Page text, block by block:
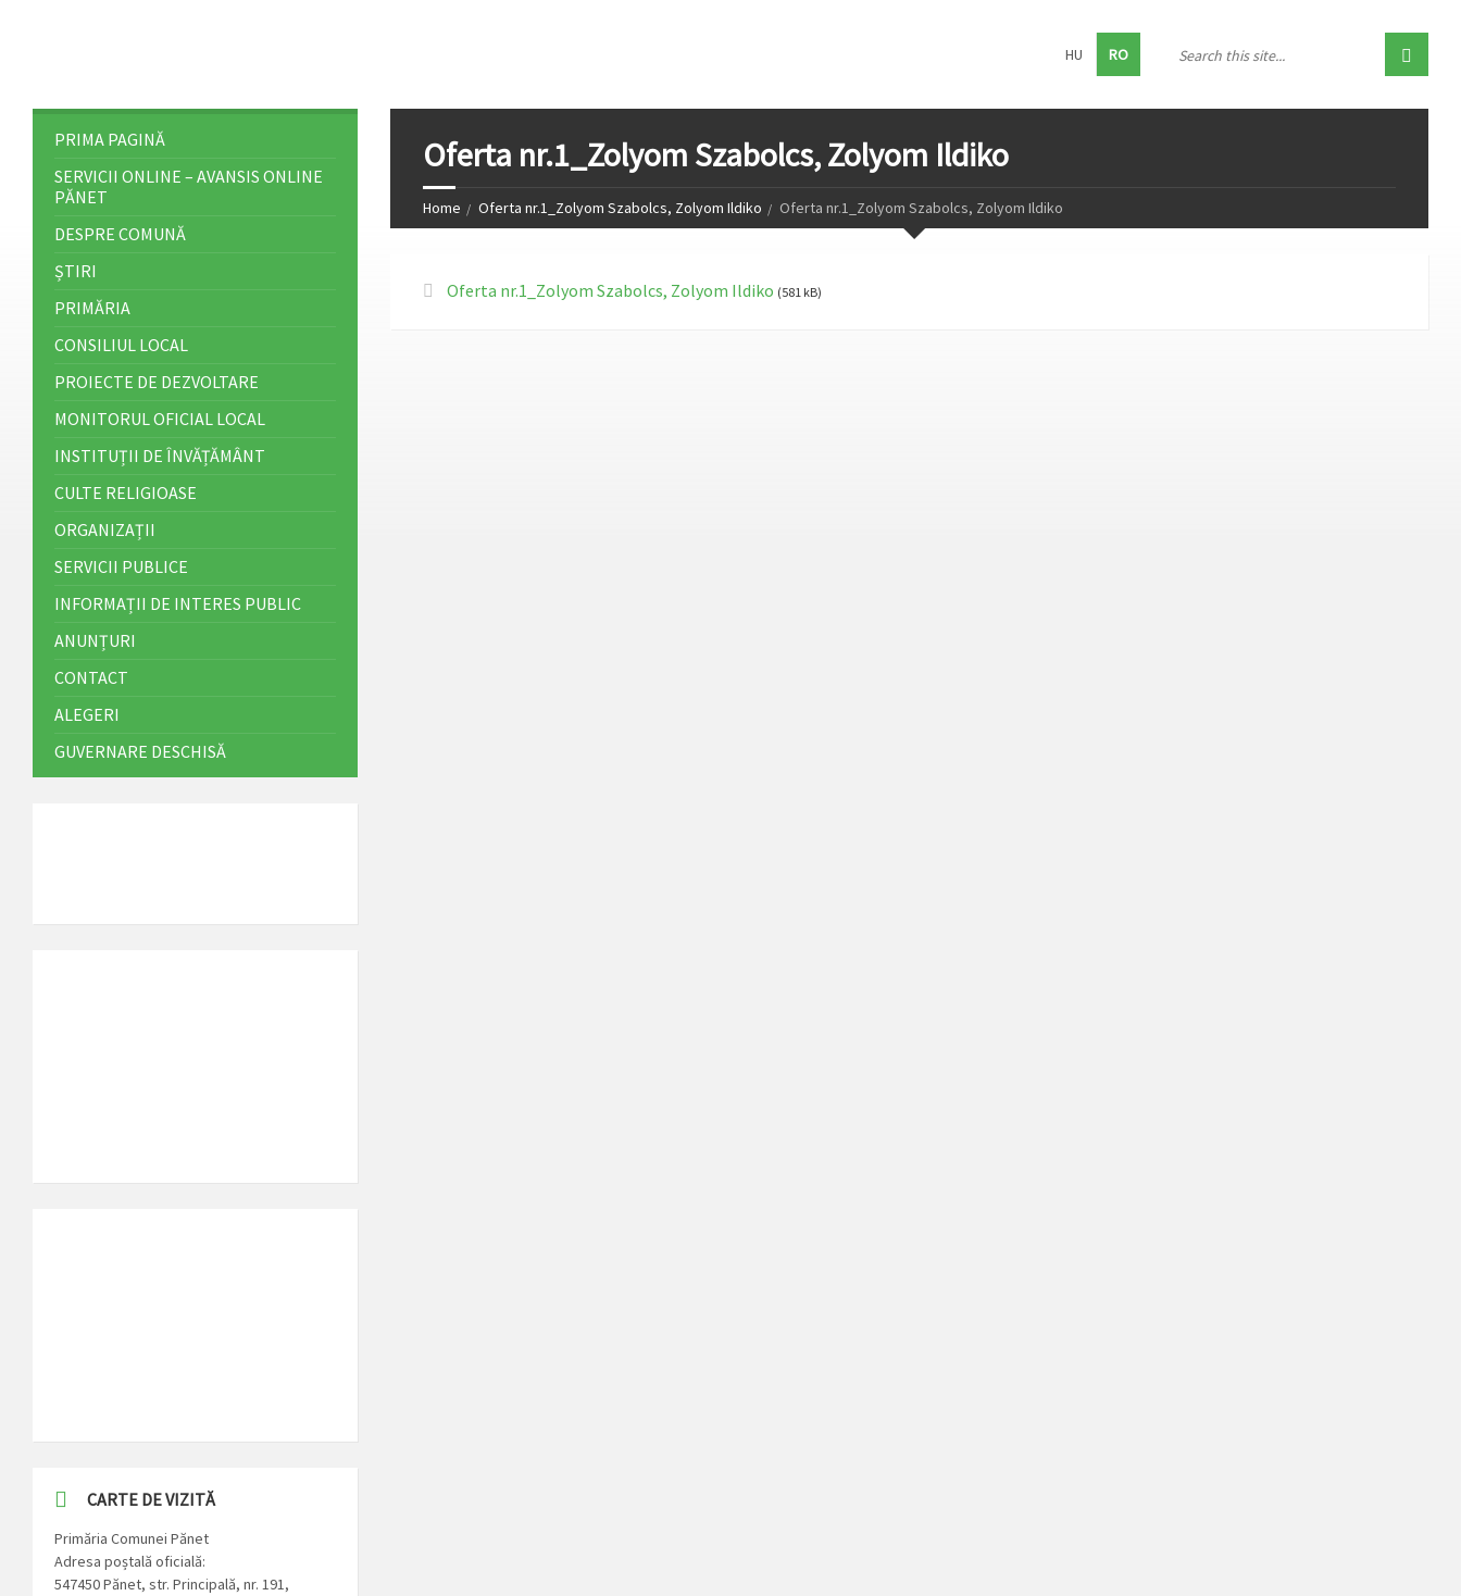
HU RO
Oferta nr.1_Zolyom Szabolcs, Zolyom Ildiko
Home Oferta nr.1_Zolyom Szabolcs, Zolyom Ildiko Oferta nr.1_Zolyom Szabolcs, Zolyom Ildiko
Oferta nr.1_Zolyom Szabolcs, Zolyom Ildiko (581 kB)
PRIMA PAGINĂ
SERVICII ONLINE – AVANSIS ONLINE
PĂNET
DESPRE COMUNĂ
ȘTIRI
PRIMĂRIA
CONSILIUL LOCAL
PROIECTE DE DEZVOLTARE
MONITORUL OFICIAL LOCAL
INSTITUȚII DE ÎNVĂȚĂMÂNT
CULTE RELIGIOASE
ORGANIZAȚII
SERVICII PUBLICE
INFORMAȚII DE INTERES PUBLIC
ANUNȚURI
CONTACT
ALEGERI
GUVERNARE DESCHISĂ
CARTE DE VIZITĂ
Primăria Comunei Pănet
Adresa poștală oficială:
547450 Pănet, str. Principală, nr. 191,